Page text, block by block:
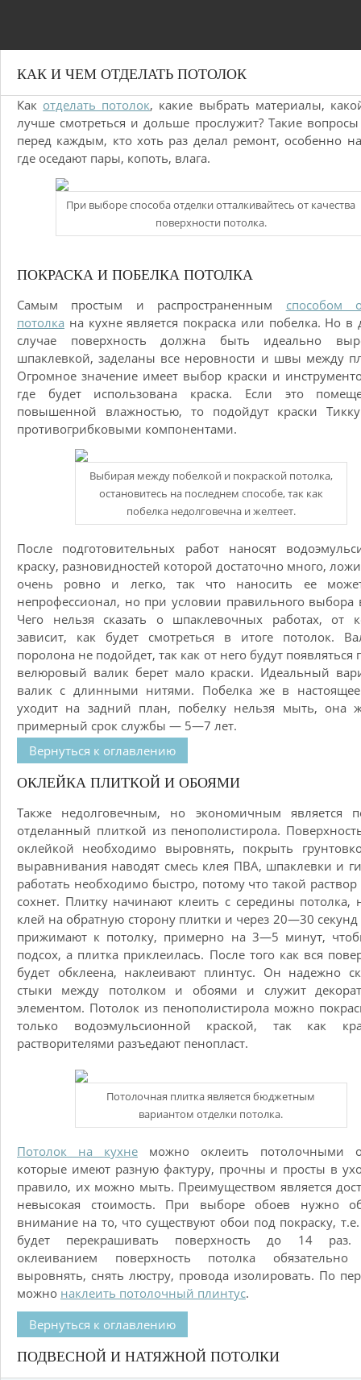
КАК И ЧЕМ ОТДЕЛАТЬ ПОТОЛОК
Как отделать потолок, какие выбрать материалы,
лучше смотреться и дольше прослужит? Такие вопросы
перед каждым, кто хоть раз делал ремонт, особенно
где оседают пары, копоть, влага.
При выборе способа отделки отталкивайтесь от качества
поверхности потолка.
ПОКРАСКА И ПОБЕЛКА ПОТОЛКА
Самым простым и распространенным способом
потолка на кухне является покраска или побелка. Но в
случае поверхность должна быть идеально
шпаклевкой, заделаны все неровности и швы между
Огромное значение имеет выбор краски и
где будет использована краска. Если это
повышенной влажностью, то подойдут краски
противогрибковыми компонентами.
Выбирая между побелкой и покраской потолка,
остановитесь на последнем способе, так как
побелка недолговечна и желтеет.
После подготовительных работ наносят
краску, разновидностей которой достаточно много,
очень ровно и легко, так что наносить ее
непрофессионал, но при условии правильного выбора
Чего нельзя сказать о шпаклевочных работах, от
зависит, как будет смотреться в итоге потолок.
поролона не подойдет, так как от него будут появляться
велюровый валик берет мало краски. Идеальный
валик с длинными нитями. Побелка же в
уходит на задний план, побелку нельзя мыть, она
примерный срок службы — 5—7 лет.
Вернуться к оглавлению
ОКЛЕЙКА ПЛИТКОЙ И ОБОЯМИ
Также недолговечным, но экономичным является
отделанный плиткой из пенополистирола.
оклейкой необходимо выровнять, покрыть
выравнивания наводят смесь клея ПВА, шпаклевки и
работать необходимо быстро, потому что такой
сохнет. Плитку начинают клеить с середины потолка,
клей на обратную сторону плитки и через 20—30
прижимают к потолку, примерно на 3—5 минут,
подсох, а плитка приклеилась. После того как вся
будет обклеена, наклеивают плинтус. Он надежно
стыки между потолком и обоями и служит
элементом. Потолок из пенополистирола можно
только водоэмульсионной краской, так как
растворителями разъедают пенопласт.
Потолочная плитка является бюджетным
вариантом отделки потолка.
Потолок на кухне можно оклеить потолочными
которые имеют разную фактуру, прочны и просты в
правило, их можно мыть. Преимуществом является
невысокая стоимость. При выборе обоев нужно
внимание на то, что существуют обои под покраску,
будет перекрашивать поверхность до 14 раз.
оклеиванием поверхность потолка
выровнять, снять люстру, провода изолировать. По
можно наклеить потолочный плинтус.
Вернуться к оглавлению
ПОДВЕСНОЙ И НАТЯЖНОЙ ПОТОЛКИ